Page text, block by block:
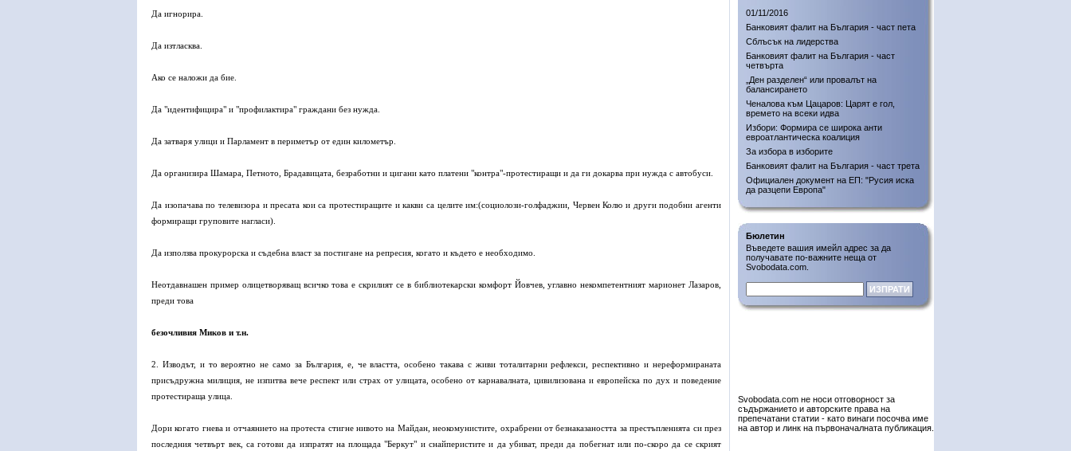
Да игнорира.
Да изтласква.
Ако се наложи да бие.
Да "идентифицира" и "профилактира" граждани без нужда.
Да затваря улици и Парламент в периметър от един километър.
Да организира Шамара, Петното, Брадавицата, безработни и цигани като платени "контра"-протестиращи и да ги докарва при нужда с автобуси.
Да изопачава по телевизора и пресата кои са протестиращите и какви са целите им:(социолози-голфаджии, Червен Колю и други подобни агенти
формиращи груповите нагласи).
Да използва прокурорска и съдебна власт за постигане на репресия, когато и където е необходимо.
Неотдавнашен пример олицетворяващ всичко това е скрилият се в библиотекарски комфорт Йовчев, углавно некомпетентният марионет Лазаров,
преди това
безочливия Миков и т.н.
2. Изводът, и то вероятно не само за България, е, че властта, особено такава с живи тоталитарни рефлекси, респективно и нереформираната
присъдружна милиция, не изпитва вече респект или страх от улицата, особено от карнавалната, цивилизована и европейска по дух и поведение
протестираща улица.
Дори когато гнева и отчаянието на протеста стигне нивото на Майдан, неокомунистите, охрабрени от безнаказаността за престъпленията си през
последния четвърт век, са готови да изпратят на площада "Беркут" и снайперистите и да убиват, преди да побегнат или по-скоро да се скрият
01/11/2016
Банковият фалит на България - част пета
Сблъсък на лидерства
Банковият фалит на България - част
четвърта
„Ден разделен“ или провалът на
балансирането
Ченалова към Цацаров: Царят е гол,
времето на всеки идва
Избори: Формира се широка анти
евроатлантическа коалиция
За избора в изборите
Банковият фалит на България - част трета
Официален документ на ЕП: "Русия иска
да разцепи Европа"
Бюлетин
Въведете вашия имейл адрес за да
получавате по-важните неща от
Svobodata.com.
Svobodata.com не носи отговорност за
съдържанието и авторските права на
препечатани статии - като винаги посочва име
на автор и линк на първоначалната публикация.